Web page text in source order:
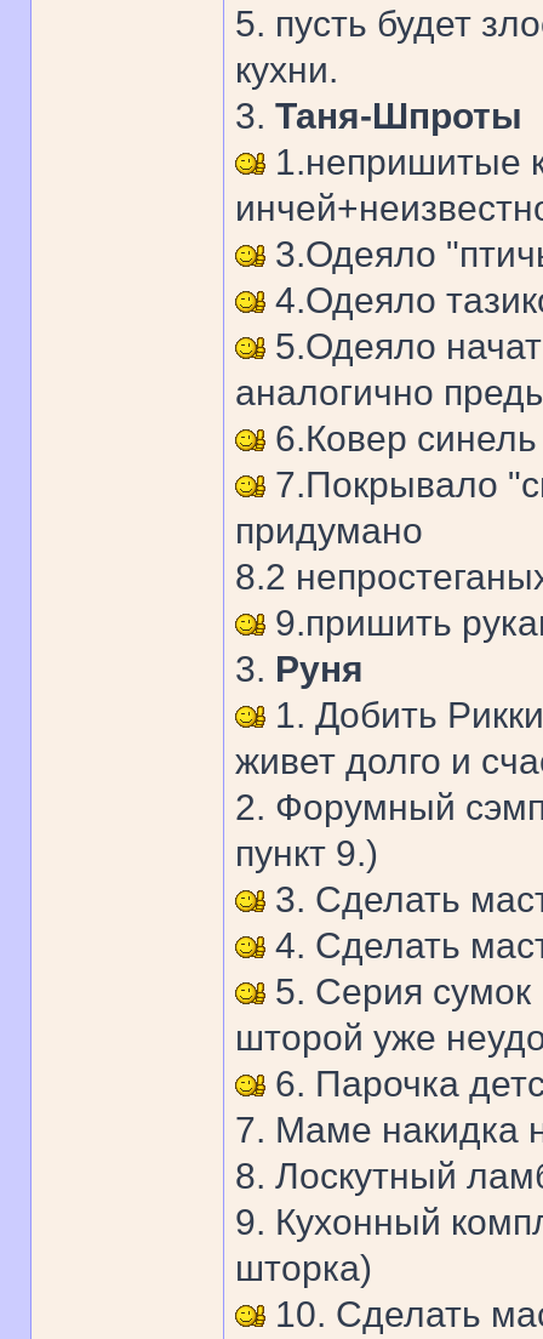
5. пусть будет
кухни.
3. Таня-Шпроты
1.непришитые
3.Одеяло
4.Одеяло
5.Одеяло
аналогично
6.Ковер
7.Покрывало
придумано
8.2
9.пришить
3. Руня
1. Добить
живет долго и
2. Форумный
пункт 9.)
3. Сделать
4. Сделать
5. Серия
шторой уже
6. Парочка
7. Маме накидка
8. Лоскутный
9. Кухонный
шторка)
10. Сделать